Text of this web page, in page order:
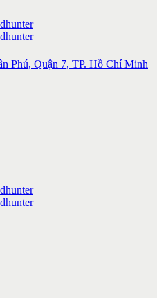
Phú, Quận 7, TP. Hồ Chí Minh